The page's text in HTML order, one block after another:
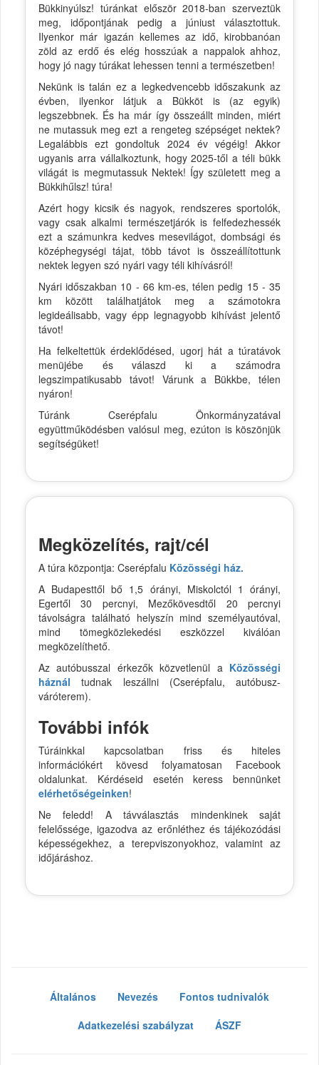
Bükkinyúlsz! túránkat először 2018-ban szerveztük
meg, időpontjának pedig a júniust választottuk.
Ilyenkor már igazán kellemes az idő, kirobbanóan
zöld az erdő és elég hosszúak a nappalok ahhoz,
hogy jó nagy túrákat lehessen tenni a természetben!
Nekünk is talán ez a legkedvencebb időszakunk az
évben, ilyenkor látjuk a Bükköt is (az egyik)
legszebbnek. És ha már így összeállt minden, miért
ne mutassuk meg ezt a rengeteg szépséget nektek?
Legalábbis ezt gondoltuk 2024 év végéig! Akkor
ugyanis arra vállalkoztunk, hogy 2025-től a téli bükk
világát is megmutassuk Nektek! Így született meg a
Bükkihűlsz! túra!
Azért hogy kicsik és nagyok, rendszeres sportolók,
vagy csak alkalmi természetjárók is felfedezhessék
ezt a számunkra kedves mesevilágot, dombsági és
középhegységi tájat, több távot is összeállítottunk
nektek legyen szó nyári vagy téli kihívásról!
Nyári időszakban 10 - 66 km-es, télen pedig 15 - 35
km között találhatjátok meg a számotokra
legideálisabb, vagy épp legnagyobb kihívást jelentő
távot!
Ha felkeltettük érdeklődésed, ugorj hát a túratávok
menüjébe és válaszd ki a számodra
legszimpatikusabb távot! Várunk a Bükkbe, télen
nyáron!
Túránk Cserépfalu Önkormányzatával
együttműködésben valósul meg, ezúton is köszönjük
segítségüket!
Megközelítés, rajt/cél
A túra központja: Cserépfalu Közösségi ház.
A Budapesttől bő 1,5 órányi, Miskolctól 1 órányi,
Egertől 30 percnyi, Mezőkövesdtől 20 percnyi
távolságra található helyszín mind személyautóval,
mind tömegközlekedési eszközzel kiválóan
megközelíthető.
Az autóbusszal érkezők közvetlenül a Közösségi
háznál tudnak leszállni (Cserépfalu, autóbusz-
váróterem).
További infók
Túráinkkal kapcsolatban friss és hiteles
információkért kövesd folyamatosan Facebook
oldalunkat. Kérdéseid esetén keress bennünket
elérhetőségeinken!
Ne feledd! A távválasztás mindenkinek saját
felelőssége, igazodva az erőnléthez és tájékozódási
képességekhez, a terepviszonyokhoz, valamint az
időjáráshoz.
Általános Nevezés
Fontos tudnivalók
Adatkezelési szabályzat
ÁSZF